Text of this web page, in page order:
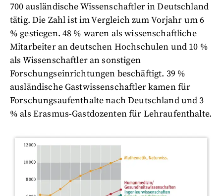
700 ausländische Wissenschaftler in Deutschland
tätig. Die Zahl ist im Vergleich zum Vorjahr um 6
% gestiegen. 48 % waren als wissenschaftliche
Mitarbeiter an deutschen Hochschulen und 10 %
als Wissenschaftler an sonstigen
Forschungseinrichtungen beschäftigt. 39 %
ausländische Gastwissenschaftler kamen für
Forschungsaufenthalte nach Deutschland und 3
% als Erasmus-Gastdozenten für Lehraufenthalte.